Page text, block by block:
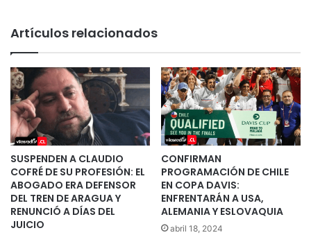
Artículos relacionados
SUSPENDEN A CLAUDIO
COFRÉ DE SU PROFESIÓN: EL
ABOGADO ERA DEFENSOR
DEL TREN DE ARAGUA Y
RENUNCIÓ A DÍAS DEL
JUICIO
CONFIRMAN
PROGRAMACIÓN DE CHILE
EN COPA DAVIS:
ENFRENTARÁN A USA,
ALEMANIA Y ESLOVAQUIA
abril 18, 2024